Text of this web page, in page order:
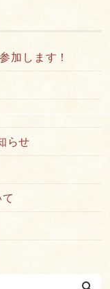
加します！
らせ